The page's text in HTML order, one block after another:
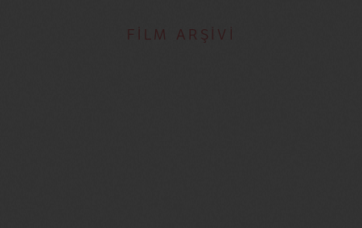
FİLM ARŞİVİ